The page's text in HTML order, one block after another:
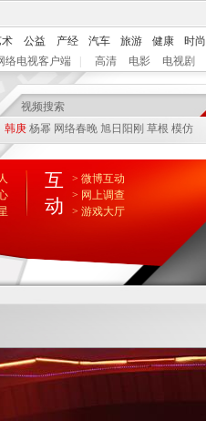
公益 产经 汽车 旅游 健康 时尚
络电视客户端 高清 电影 电视剧
韩庚 杨幂 网络春晚 旭日阳刚 草根 模仿
互
动
> 微博互动
> 网上调查
> 游戏大厅